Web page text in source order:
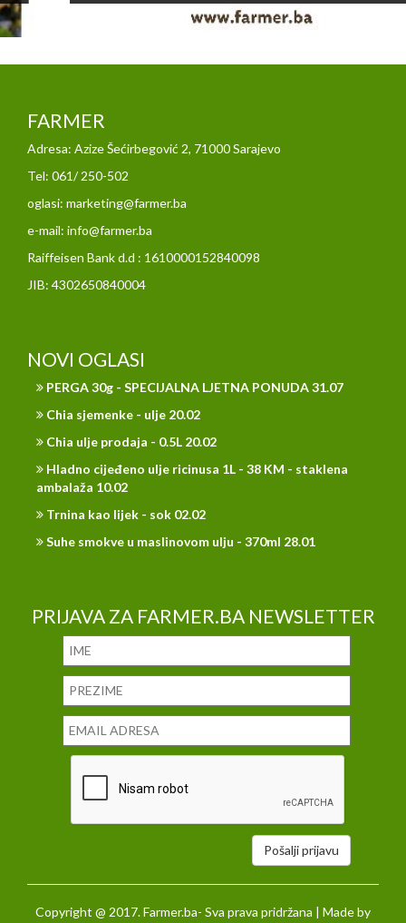
FARMER
Adresa: Azize Šećirbegović 2, 71000 Sarajevo
Tel: 061/ 250-502
oglasi: marketing@farmer.ba
e-mail: info@farmer.ba
Raiffeisen Bank d.d : 1610000152840098
JIB: 4302650840004
NOVI OGLASI
PERGA 30g - SPECIJALNA LJETNA PONUDA 31.07
Chia sjemenke - ulje 20.02
Chia ulje prodaja - 0.5L 20.02
Hladno cijeđeno ulje ricinusa 1L - 38 KM - staklena
ambalaža 10.02
Trnina kao lijek - sok 02.02
Suhe smokve u maslinovom ulju - 370ml 28.01
PRIJAVA ZA FARMER.BA NEWSLETTER
Pošalji prijavu
Copyright @ 2017. Farmer.ba- Sva prava pridržana | Made by